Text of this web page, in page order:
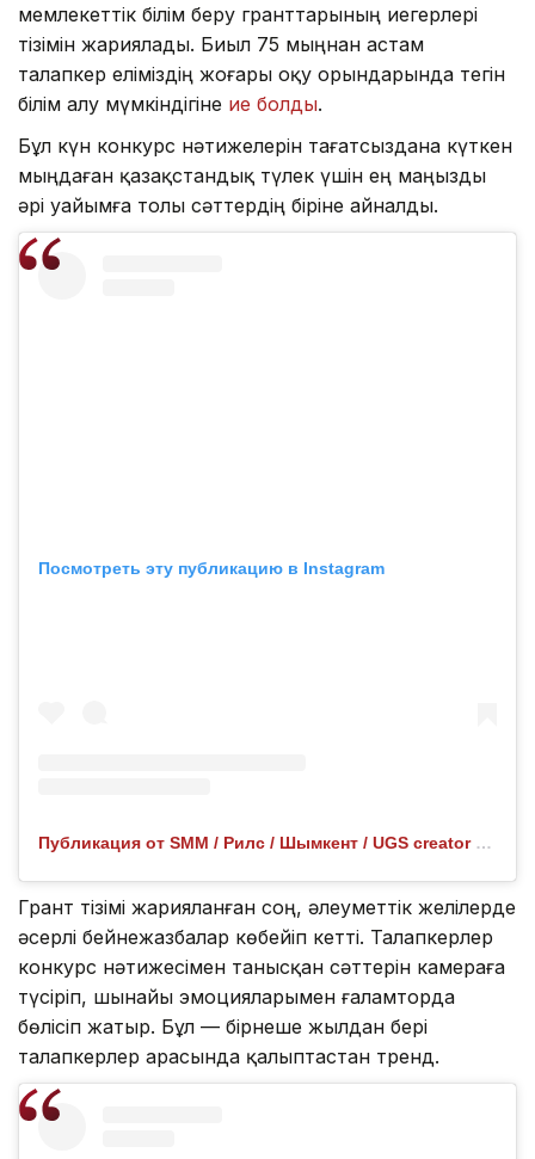
мемлекеттік білім беру гранттарының иегерлері
тізімін жариялады. Биыл 75 мыңнан астам
талапкер еліміздің жоғары оқу орындарында тегін
білім алу мүмкіндігіне ие болды.
Бұл күн конкурс нәтижелерін тағатсыздана күткен
мыңдаған қазақстандық түлек үшін ең маңызды
әрі уайымға толы сәттердің біріне айналды.
Посмотреть эту публикацию в Instagram
Публикация от SMM / Рилс / Шымкент / UGS creator (@nurdanka_askarkyzy)
Грант тізімі жарияланған соң, әлеуметтік желілерде
әсерлі бейнежазбалар көбейіп кетті. Талапкерлер
конкурс нәтижесімен танысқан сәттерін камераға
түсіріп, шынайы эмоцияларымен ғаламторда
бөлісіп жатыр. Бұл — бірнеше жылдан бері
талапкерлер арасында қалыптастан тренд.